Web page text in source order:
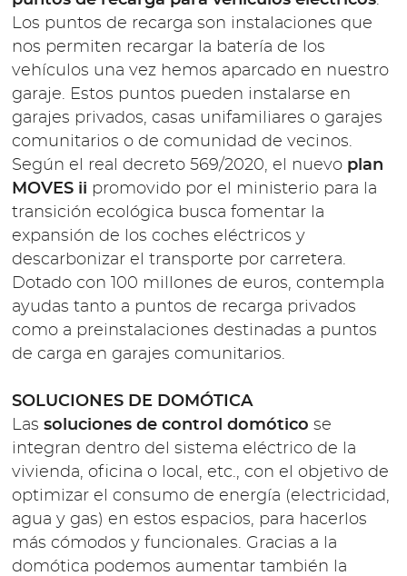
Los puntos de recarga son instalaciones que
nos permiten recargar la batería de los
vehículos una vez hemos aparcado en nuestro
garaje. Estos puntos pueden instalarse en
garajes privados, casas unifamiliares o garajes
comunitarios o de comunidad de vecinos.
Según el real decreto 569/2020, el nuevo plan
MOVES ii promovido por el ministerio para la
transición ecológica busca fomentar la
expansión de los coches eléctricos y
descarbonizar el transporte por carretera.
Dotado con 100 millones de euros, contempla
ayudas tanto a puntos de recarga privados
como a preinstalaciones destinadas a puntos
de carga en garajes comunitarios.
SOLUCIONES DE DOMÓTICA
Lassoluciones de control domótico se
integran dentro del sistema eléctrico de la
vivienda, oficina o local, etc., con el objetivo de
optimizar el consumo de energía (electricidad,
agua y gas) en estos espacios, para hacerlos
más cómodos y funcionales. Gracias a la
domótica podemos aumentar también la